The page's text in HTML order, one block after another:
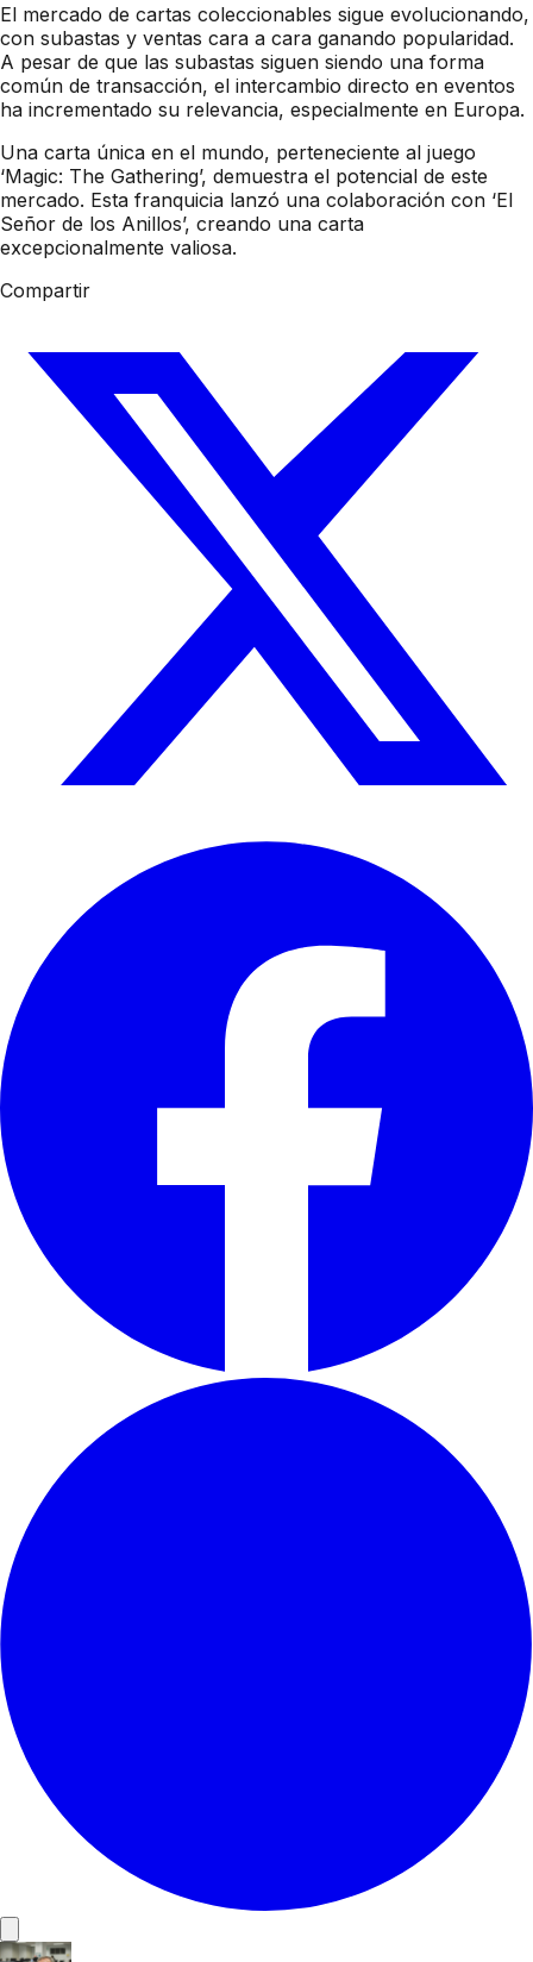
El mercado de cartas coleccionables sigue evolucionando,
con subastas y ventas cara a cara ganando popularidad.
A pesar de que las subastas siguen siendo una forma
común de transacción, el intercambio directo en eventos
ha incrementado su relevancia, especialmente en Europa.
Una carta única en el mundo, perteneciente al juego
‘Magic: The Gathering’, demuestra el potencial de este
mercado. Esta franquicia lanzó una colaboración con ‘El
Señor de los Anillos’, creando una carta
excepcionalmente valiosa.
Compartir